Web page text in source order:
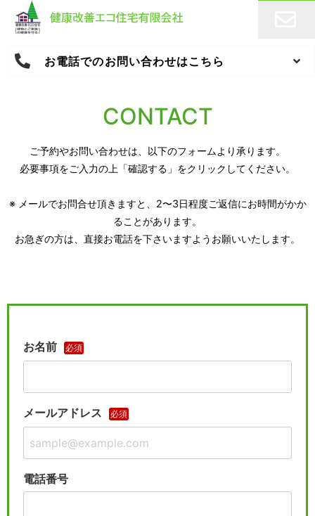
お電話でのお問い合わせはこちら
CONTACT
ご予約やお問い合わせは、以下のフォームより承ります。
必要事項をご入力の上「確認する」をクリックしてください。
※ メールでお問合せ頂きますと、2〜3日程度ご返信にお時間がかか
ることがあります。
お急ぎの方は、直接お電話を下さいますようお願いいたします。
お名前 必須
メールアドレス 必須
電話番号